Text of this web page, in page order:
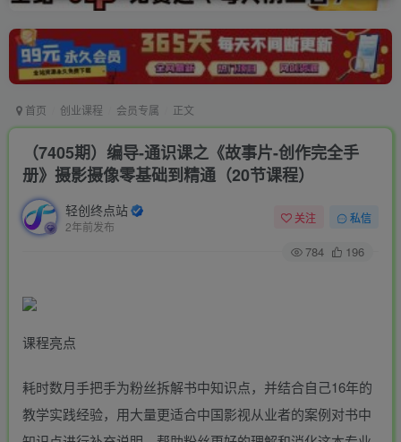
首页 创业课程 会员专属 正文
（7405期）编导-通识课之《故事片-创作完全手
册》摄影摄像零基础到精通（20节课程）
轻创终点站
2年前发布
关注 私信
784 196
课程亮点
耗时数月手把手为粉丝拆解书中知识点，并结合自己16年的
教学实践经验，用大量更适合中国影视从业者的案例对书中